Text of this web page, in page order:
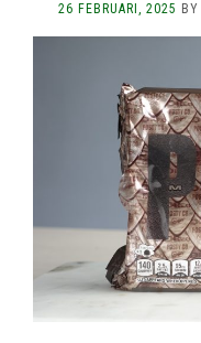
26 FEBRUARI, 2025 BY